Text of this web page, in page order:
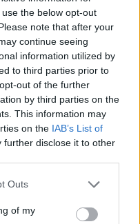
the below opt-out
note that after your
continue seeing
information utilized by
to third parties prior to
out of the further
by third parties on the
This information may
on the IAB’s List of
further disclose it to other
one or more Google
You may click to
Outs
of my
hogy
(nem mintha amúgy